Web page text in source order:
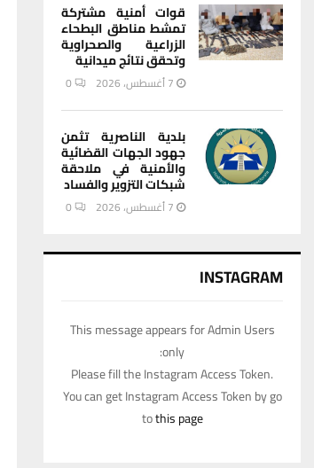
قوات أمنية مشتركة
تمشط مناطق البطحاء
الزراعية والصحراوية
وتحقق نتائج ميدانية
7 أغسطس، 2026 0
بلدية الناصرية تثمن
جهود الجهات القضائية
والأمنية في ملاحقة
شبكات التزوير والفساد
7 أغسطس، 2026 0
INSTAGRAM
This message appears for Admin Users
only:
Please fill the Instagram Access Token.
You can get Instagram Access Token by go
tothis page